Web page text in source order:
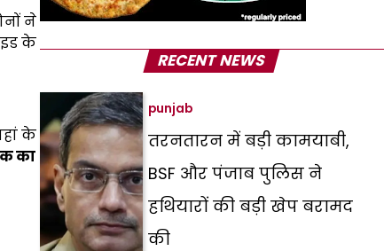
ने
के
के
का
RECENT NEWS
punjab
तरनतारन में बड़ी कामयाबी,
BSF और पंजाब पुलिस ने
हथियारों की बड़ी खेप बरामद
की